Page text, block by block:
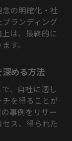
の明確化・社
ランディング
は、最終的に
す。
める方法
、自社に適し
を得ることが
事例をリサー
ス、得られた